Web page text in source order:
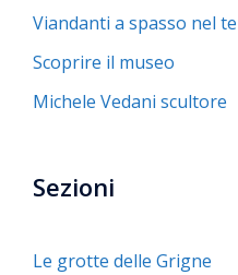
Viandanti a spasso nel
Scoprire il museo
Michele Vedani scultore
Sezioni
Le grotte delle Grigne